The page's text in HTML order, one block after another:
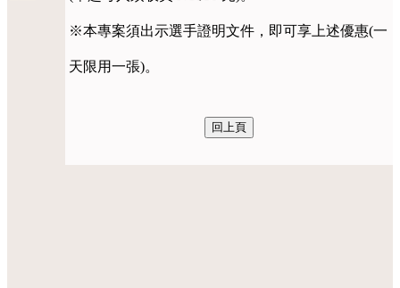
※本專案須出示選手證明文件，即可享上述優惠(一
天限用一張)。